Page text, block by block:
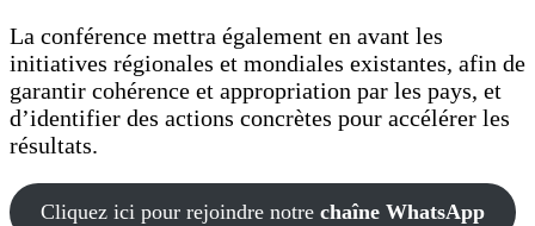
La conférence mettra également en avant les
initiatives régionales et mondiales existantes, afin de
garantir cohérence et appropriation par les pays, et
d’identifier des actions concrètes pour accélérer les
résultats.
Cliquez ici pour rejoindre notre chaîne WhatsApp